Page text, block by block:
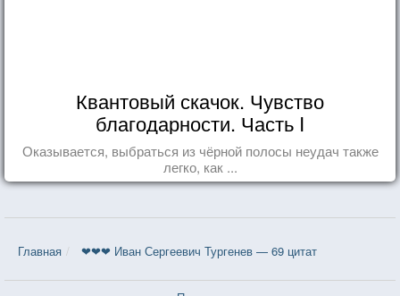
Квантовый скачок. Чувство
благодарности. Часть I
Оказывается, выбраться из чёрной полосы неудач также
легко, как ...
Главная ❤❤❤ Иван Сергеевич Тургенев — 69 цитат